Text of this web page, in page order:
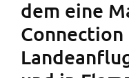
dem eine
Connection